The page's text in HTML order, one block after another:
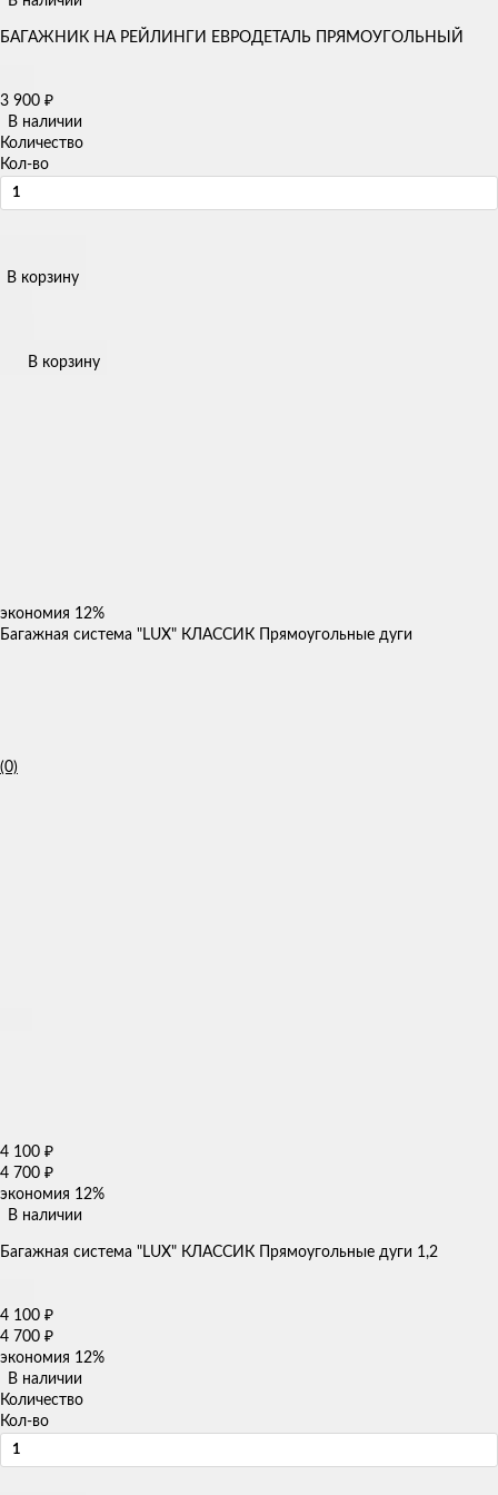
БАГАЖНИК НА РЕЙЛИНГИ ЕВРОДЕТАЛЬ ПРЯМОУГОЛЬНЫЙ
3 900 ₽
В наличии
Количество
Кол-во
В корзину
В корзину
экономия 12%
Багажная система "LUX" КЛАССИК Прямоугольные дуги
(0)
4 100 ₽
4 700 ₽
экономия 12%
В наличии
Багажная система "LUX" КЛАССИК Прямоугольные дуги 1,2
4 100 ₽
4 700 ₽
экономия 12%
В наличии
Количество
Кол-во